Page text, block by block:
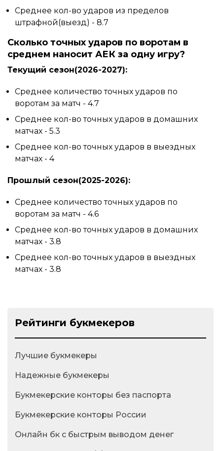
Среднее кол-во ударов из пределов
штрафной(выезд) - 8.7
Сколько точных ударов по воротам в
среднем наносит АЕК за одну игру?
Текущий сезон(2026-2027):
Среднее количество точных ударов по
воротам за матч - 4.7
Среднее кол-во точных ударов в домашних
матчах - 5.3
Среднее кол-во точных ударов в выездных
матчах - 4
Прошлый сезон(2025-2026):
Среднее количество точных ударов по
воротам за матч - 4.6
Среднее кол-во точных ударов в домашних
матчах - 3.8
Среднее кол-во точных ударов в выездных
матчах - 3.8
Рейтинги букмекеров
Лучшие букмекеры
Надежные букмекеры
Букмекерские конторы без паспорта
Букмекерские конторы России
Онлайн бк с быстрым выводом денег